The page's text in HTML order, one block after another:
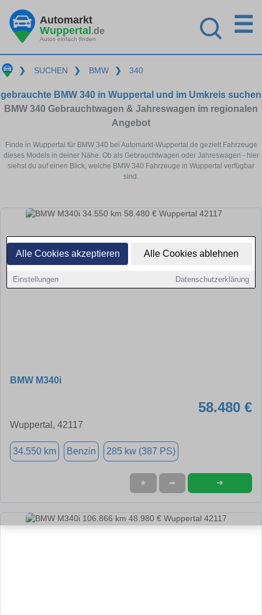
Alle Cookies akzeptieren Alle Cookies ablehnen
Einstellungen Datenschutzerklärung
Automarkt
Wuppertal.de
Autos einfach finden
☰
❯ SUCHEN ❯ BMW ❯ 340
gebrauchte BMW 340 in Wuppertal und im Umkreis suchen
BMW 340 Gebrauchtwagen & Jahreswagen im regionalen
Angebot
Finde in Wuppertal für BMW 340 bei Automarkt-Wuppertal.de gezielt Fahrzeuge
dieses Models in deiner Nähe. Ob als Gebrauchtwagen oder Jahreswagen - hier
siehst du auf einen Blick, welche BMW 340 Fahrzeuge in Wuppertal verfügbar
sind.
BMW M340i
58.480 €
Wuppertal, 42117
34.550 km Benzin 285 kw (387 PS)
★ ➦ ➜